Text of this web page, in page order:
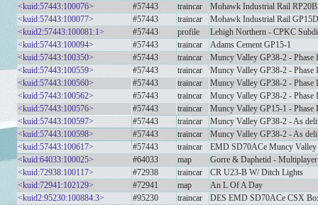
<kuid:57443:100076>
#57443 traincar
Mohawk Industrial Rail
<kuid:57443:100077>
#57443 traincar
Mohawk Industrial Rail GP15D
<kuid2:57443:100081:1>
#57443 profile
Lehigh Northern - CPKC
<kuid:57443:100094>
#57443 traincar
Adams Cement GP15-1
<kuid:57443:100350>
#57443 traincar
Muncy Valley GP38-2 - Phase
<kuid:57443:100559>
#57443 traincar
Muncy Valley GP38-2 - Phase
<kuid:57443:100560>
#57443 traincar
Muncy Valley GP38-2 - Phase
<kuid:57443:100562>
#57443 traincar
Muncy Valley GP38-2 - Phase
<kuid:57443:100576>
#57443 traincar
Muncy Valley GP15-1 - Phase
<kuid:57443:100597>
#57443 traincar
Muncy Valley GP38-2 - As
<kuid:57443:100598>
#57443 traincar
Muncy Valley GP38-2 - As
<kuid:57443:100617>
#57443 traincar
EMD SD70ACe Muncy Valley
<kuid:64033:100025>
#64033 map
Gorre & Daphetid -
<kuid:72938:100117>
#72938 traincar
CR U23-B W/ Ditch Lights
<kuid:72941:102129>
#72941 map
An L Of A Day
<kuid2:95230:100884:3>
#95230 traincar
DES EMD SD70ACe CSX